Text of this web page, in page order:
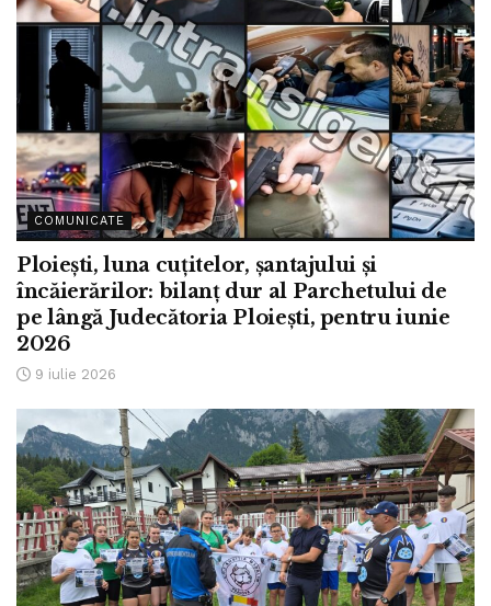
COMUNICATE
Ploiești, luna cuțitelor, șantajului și
încăierărilor: bilanț dur al Parchetului de
pe lângă Judecătoria Ploiești, pentru iunie
2026
9 iulie 2026